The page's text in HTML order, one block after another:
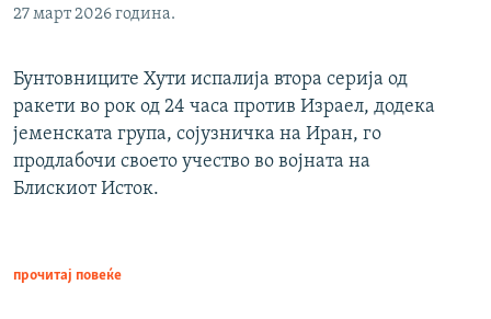
27 март 2026 година.
Бунтовниците Хути испалија втора серија од
ракети во рок од 24 часа против Израел, додека
јеменската група, сојузничка на Иран, го
продлабочи своето учество во војната на
Блискиот Исток.
прочитај повеќе